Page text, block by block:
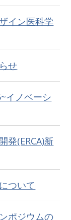
イン医科学
せ
イノベーシ
発(ERCA)新
ついて
ポジウムの